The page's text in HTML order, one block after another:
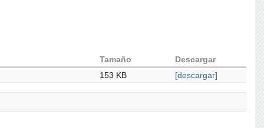
Tamaño
Descargar
153 KB
[descargar]